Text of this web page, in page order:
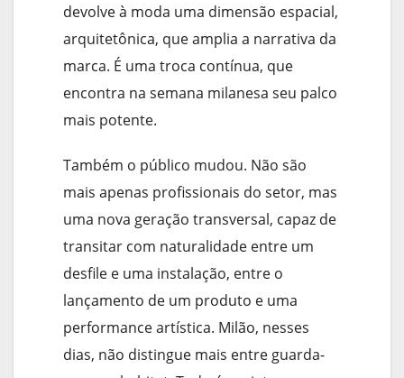
devolve à moda uma dimensão espacial,
arquitetônica, que amplia a narrativa da
marca. É uma troca contínua, que
encontra na semana milanesa seu palco
mais potente.
Também o público mudou. Não são
mais apenas profissionais do setor, mas
uma nova geração transversal, capaz de
transitar com naturalidade entre um
desfile e uma instalação, entre o
lançamento de um produto e uma
performance artística. Milão, nesses
dias, não distingue mais entre guarda-